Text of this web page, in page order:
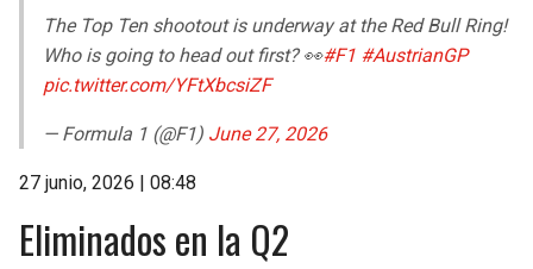
The Top Ten shootout is underway at the Red Bull Ring!
Who is going to head out first? 👀#F1 #AustrianGP
pic.twitter.com/YFtXbcsiZF
— Formula 1 (@F1) June 27, 2026
27 junio, 2026 | 08:48
Eliminados en la Q2